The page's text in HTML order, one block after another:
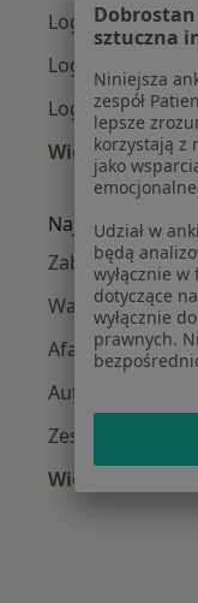
Logopedzi
Logopedzi Stare
Logopedzi
Więcej (13)
Więcej w
Najczęście
Zaburzenia
Wady wymowy
Afazja w
Autyzm w
Zespół
Więcej (15)
sztuczna
Niniejsza
zespół
lepsze
korzystają z
jako
Udział w
będą
wyłącznie
dotyczące
wyłącznie
prawnych.